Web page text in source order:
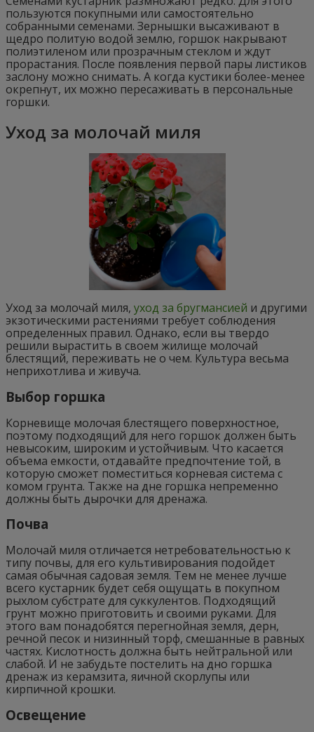
пользуются покупными или самостоятельно
собранными семенами. Зернышки высаживают в
щедро политую водой землю, горшок накрывают
полиэтиленом или прозрачным стеклом и ждут
прорастания. После появления первой пары листиков
заслону можно снимать. А когда кустики более-менее
окрепнут, их можно пересаживать в персональные
горшки.
Уход за молочай миля
Уход за молочай миля, уход за бругмансией и другими
экзотическими растениями требует соблюдения
определенных правил. Однако, если вы твердо
решили вырастить в своем жилище молочай
блестящий, переживать не о чем. Культура весьма
неприхотлива и живуча.
Выбор горшка
Корневище молочая блестящего поверхностное,
поэтому подходящий для него горшок должен быть
невысоким, широким и устойчивым. Что касается
объема емкости, отдавайте предпочтение той, в
которую сможет поместиться корневая система с
комом грунта. Также на дне горшка непременно
должны быть дырочки для дренажа.
Почва
Молочай миля отличается нетребовательностью к
типу почвы, для его культивирования подойдет
самая обычная садовая земля. Тем не менее лучше
всего кустарник будет себя ощущать в покупном
рыхлом субстрате для суккулентов. Подходящий
грунт можно приготовить и своими руками. Для
этого вам понадобятся перегнойная земля, дерн,
речной песок и низинный торф, смешанные в равных
частях. Кислотность должна быть нейтральной или
слабой. И не забудьте постелить на дно горшка
дренаж из керамзита, яичной скорлупы или
кирпичной крошки.
Освещение